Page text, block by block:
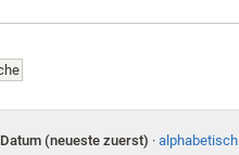
Datum (neueste zuerst) · alphabetisch